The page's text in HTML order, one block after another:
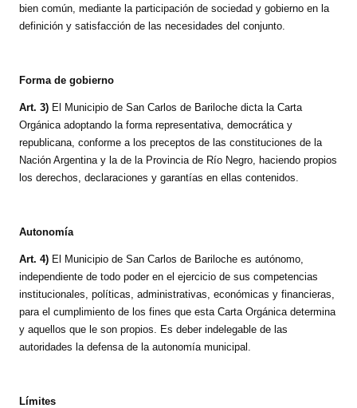
bien común, mediante la participación de sociedad y gobierno en la
definición y satisfacción de las necesidades del conjunto.
Forma de gobierno
Art. 3) El Municipio de San Carlos de Bariloche dicta la Carta
Orgánica adoptando la forma representativa, democrática y
republicana, conforme a los preceptos de las constituciones de la
Nación Argentina y la de la Provincia de Río Negro, haciendo propios
los derechos, declaraciones y garantías en ellas contenidos.
Autonomía
Art. 4) El Municipio de San Carlos de Bariloche es autónomo,
independiente de todo poder en el ejercicio de sus competencias
institucionales, políticas, administrativas, económicas y financieras,
para el cumplimiento de los fines que esta Carta Orgánica determina
y aquellos que le son propios. Es deber indelegable de las
autoridades la defensa de la autonomía municipal.
Límites